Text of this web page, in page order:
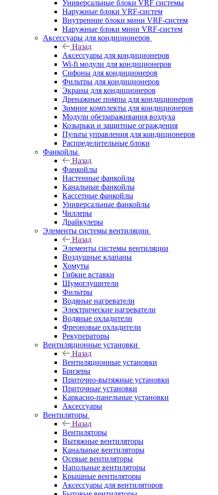
Универсальные блоки VRF системы
Наружные блоки VRF-систем
Внутренние блоки мини VRF-систем
Наружные блоки мини VRF-систем
Аксессуары для кондиционеров
Назад
Аксессуары для кондиционеров
Wi-fi модули для кондиционеров
Сифоны для кондиционеров
Фильтры для кондиционеров
Экраны для кондиционеров
Дренажные помпы для кондиционеров
Зимние комплекты для кондиционеров
Модули обеззараживания воздуха
Козырьки и защитные ограждения
Пульты управления для кондиционеров
Распределительные блоки
Фанкойлы
Назад
Фанкойлы
Настенные фанкойлы
Канальные фанкойлы
Кассетные фанкойлы
Универсальные фанкойлы
Чиллеры
Драйкулеры
Элементы системы вентиляции
Назад
Элементы системы вентиляции
Воздушные клапаны
Хомуты
Гибкие вставки
Шумоглушители
Фильтры
Водяные нагреватели
Электрические нагреватели
Водяные охладители
Фреоновые охладители
Рекуператоры
Вентиляционные установки
Назад
Вентиляционные установки
Бризеры
Приточно-вытяжные установки
Приточные установки
Каркасно-панельные установки
Аксессуары
Вентиляторы
Назад
Вентиляторы
Вытяжные вентиляторы
Канальные вентиляторы
Осевые вентиляторы
Напольные вентиляторы
Крышные вентиляторы
Аксессуары для вентиляторов